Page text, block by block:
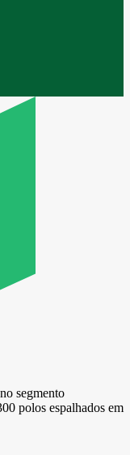
segmento
polos espalhados em